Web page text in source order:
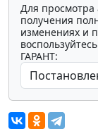
Для просмотра
получения
изменениях и
ГАРАНТ: